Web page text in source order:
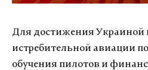
Для достижения Украиной
истребительной авиации
обучения пилотов и